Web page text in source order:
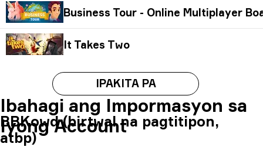
Business Tour - Online Multiplayer
It Takes Two
IPAKITA PA
Ibahagi ang Impormasyon sa
Iyong Account
BBKowd (birtwal na pagtitipon,
atbp)